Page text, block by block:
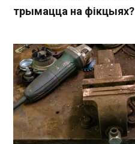
трымацца на фікцыях?